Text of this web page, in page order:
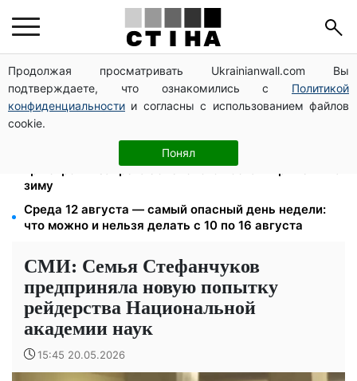
Продолжая просматривать Ukrainianwall.com Вы
подтверждаете, что ознакомились с Политикой
конфиденциальности и согласны с использованием файлов
cookie.
Понял
ФЛП 3 группы: 5% единого налога и 1% военного
сбора — до 19 августа, иначе штраф 10%
Тарифы Киевстар и Vodafone подешевели до 50%:
сколько стоит связь в августе
Церковный праздник 9 августа: апостол Матфий,
три строгих запрета Успенского поста и приметы на
зиму
Среда 12 августа — самый опасный день недели:
что можно и нельзя делать с 10 по 16 августа
СМИ: Семья Стефанчуков
предприняла новую попытку
рейдерства Национальной
академии наук
15:45 20.05.2026